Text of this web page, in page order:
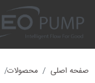
صفحه اصلی محصولات